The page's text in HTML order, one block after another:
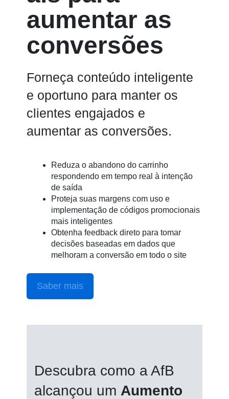
aumentar as
conversões
Forneça conteúdo inteligente
e oportuno para manter os
clientes engajados e
aumentar as conversões.
Reduza o abandono do carrinho
respondendo em tempo real à intenção
de saída
Proteja suas margens com uso e
implementação de códigos promocionais
mais inteligentes
Obtenha feedback direto para tomar
decisões baseadas em dados que
melhoram a conversão em todo o site
Saber mais
Descubra como a AfB
alcançou um Aumento